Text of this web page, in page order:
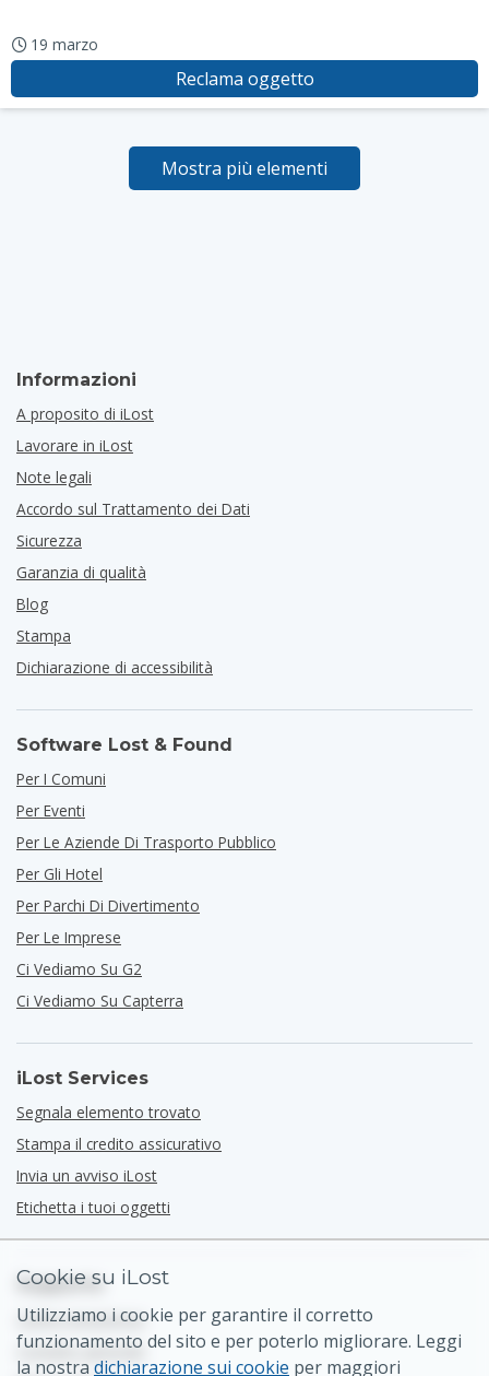
19 marzo
Reclama oggetto
Mostra più elementi
Informazioni
A proposito di iLost
Lavorare in iLost
Note legali
Accordo sul Trattamento dei Dati
Sicurezza
Garanzia di qualità
Blog
Stampa
Dichiarazione di accessibilità
Software Lost & Found
Per I Comuni
Per Eventi
Per Le Aziende Di Trasporto Pubblico
Per Gli Hotel
Per Parchi Di Divertimento
Per Le Imprese
Ci Vediamo Su G2
Ci Vediamo Su Capterra
iLost Services
Segnala elemento trovato
Stampa il credito assicurativo
Invia un avviso iLost
Etichetta i tuoi oggetti
Supporto
Centro Assistenza
Contatto generale
Cookie su iLost
Utilizziamo i cookie per garantire il corretto
funzionamento del sito e per poterlo migliorare. Leggi
la nostra dichiarazione sui cookie per maggiori